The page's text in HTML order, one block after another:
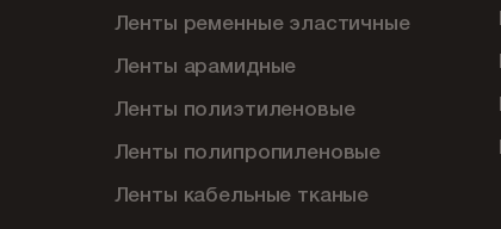
Ленты ременные эластичные
Ленты арамидные
Ленты полиэтиленовые
Ленты полипропиленовые
Ленты кабельные тканые